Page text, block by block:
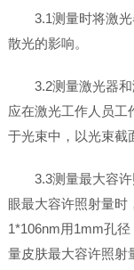
3.1测量时将激
散光的影响。
3.2测量激光器
应在激光工作人员工
于光束中，以光束截
3.3测量最大容
眼最大容许照射量时
1*106nm用1mm孔
量皮肤最大容许照射